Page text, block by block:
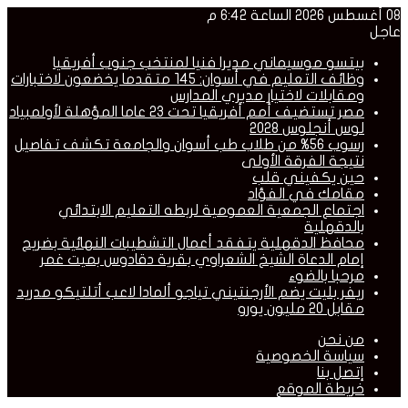
08 أغسطس 2026 الساعة 6:42 م
عاجل
بيتسو موسيماني مديرا فنيا لمنتخب جنوب أفريقيا
وظائف التعليم في أسوان: 145 متقدما يخضعون لاختبارات
ومقابلات لاختيار مديري المدارس
مصر تستضيف أمم أفريقيا تحت 23 عاما المؤهلة لأولمبياد
لوس أنجلوس 2028
رسوب 56% من طلاب طب أسوان والجامعة تكشف تفاصيل
نتيجة الفرقة الأولى
حين يكفيني قلب
مقامك في الفؤاد
اجتماع الجمعية العمومية لربطه التعليم الابتدائي
بالدقهلية
محافظ الدقهلية يتفقد أعمال التشطيبات النهائية بضريح
إمام الدعاة الشيخ الشعراوي بقرية دقادوس بميت غمر
مرحبا بالضوء
ريفر بليت يضم الأرجنتيني تياجو ألمادا لاعب أتلتيكو مدريد
مقابل 20 مليون يورو
من نحن
سياسة الخصوصية
إتصل بنا
خريطة الموقع